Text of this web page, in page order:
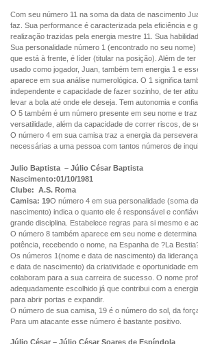
Com seu número 11 na soma da data de nascimento
faz. Sua performance é caracterizada pela eficiência e
realização trazidas pela energia mestre 11. Sua
Sua personalidade número 1 (encontrado no seu
que está à frente, é líder (titular na posição). Além de
usado como jogador, Juan, também tem energia 1 e
aparece em sua análise numerológica. O 1 significa
independente e capacidade de fazer sozinho, de ter
levar a bola até onde ele deseja. Tem autonomia e
O 5 também é um número presente em seu nome e
versatilidade, além da capacidade de correr riscos, de
O número 4 em sua camisa traz a energia da
necessárias a uma pessoa com tantos números de
Julio Baptista – Júlio César Baptista
Nascimento:01/10/1981
Clube: A.S. Roma
Camisa: 19O número 4 em sua personalidade (soma
nascimento) indica o quanto ele é responsável e
grande disciplina. Estabelece regras para si mesmo e
O número 8 também aparece em seu nome e
potência, recebendo o nome, na Espanha de ?La
Os números 1(nome e data de nascimento) da
e data de nascimento) da criatividade e oportunidade
colaboram para a sua carreira de sucesso. O nome
adequadamente escolhido já que contribui com a
para abrir portas e expandir.
O número de sua camisa, 19 é o número do sol, da
Para um atacante esse número é bastante positivo.
Júlio César – Júlio César Soares de Espíndola